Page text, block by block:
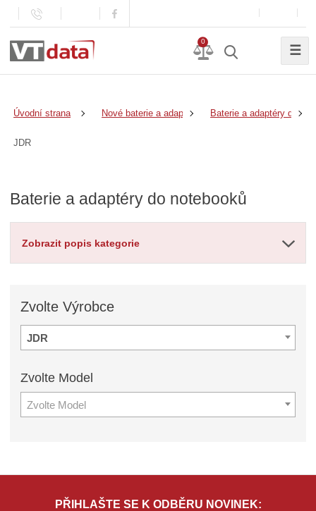
0
☰
Úvodní strana Nové baterie a adaptéry Baterie a adaptéry do
JDR
Baterie a adaptéry do notebooků
Zobrazit popis kategorie
ZvolteVýrobce
JDR
Zvolte Model
Zvolte Model
PŘIHLAŠTE SE K ODBĚRU NOVINEK: